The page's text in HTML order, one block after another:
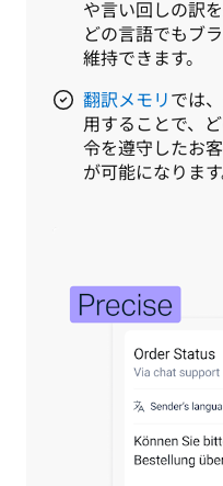
や言い回しの訳
どの言語でもブ
維持できます。
翻訳メモリでは
用することで、
令を遵守したお
が可能になります